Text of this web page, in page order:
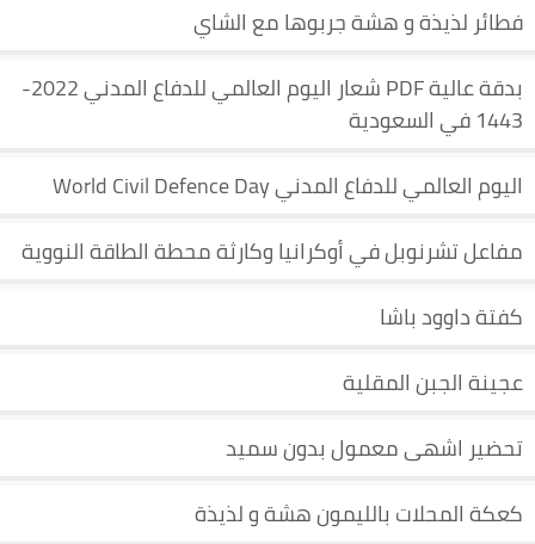
فطائر لذيذة و هشة جربوها مع الشاي
بدقة عالية PDF شعار اليوم العالمي للدفاع المدني 2022-
1443 في السعودية
اليوم العالمي للدفاع المدني World Civil Defence Day
مفاعل تشرنوبل في أوكرانيا وكارثة محطة الطاقة النووية
كفتة داوود باشا
عجينة الجبن المقلية
تحضير اشهى معمول بدون سميد
كعكة المحلات بالليمون هشة و لذيذة